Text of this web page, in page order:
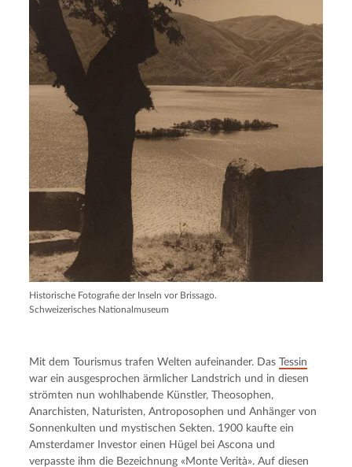
Historische Fotografie der Inseln vor Brissago.
Schweizerisches Nationalmuseum
Mit dem Tourismus trafen Welten aufeinander. DasTessin
war ein ausgesprochen ärmlicher Landstrich und in diesen
strömten nun wohlhabende Künstler, Theosophen,
Anarchisten, Naturisten, Antroposophen und Anhänger von
Sonnenkulten und mystischen Sekten. 1900 kaufte ein
Amsterdamer Investor einen Hügel bei Ascona und
verpasste ihm die Bezeichnung «Monte Verità». Auf diesen